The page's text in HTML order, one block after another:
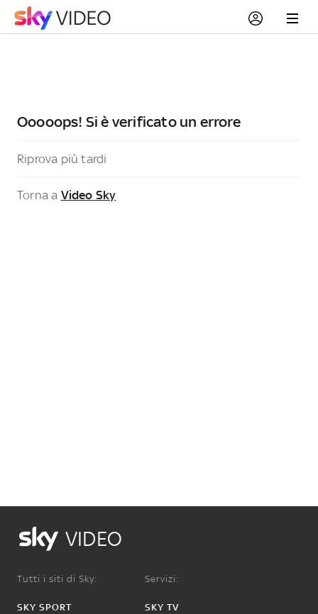
Ooooops! Si è verificato un errore
Riprova più tardi
Torna a Video Sky
VIDEO
Tutti i siti di Sky:
SKY SPORT
Servizi:
SKY TV